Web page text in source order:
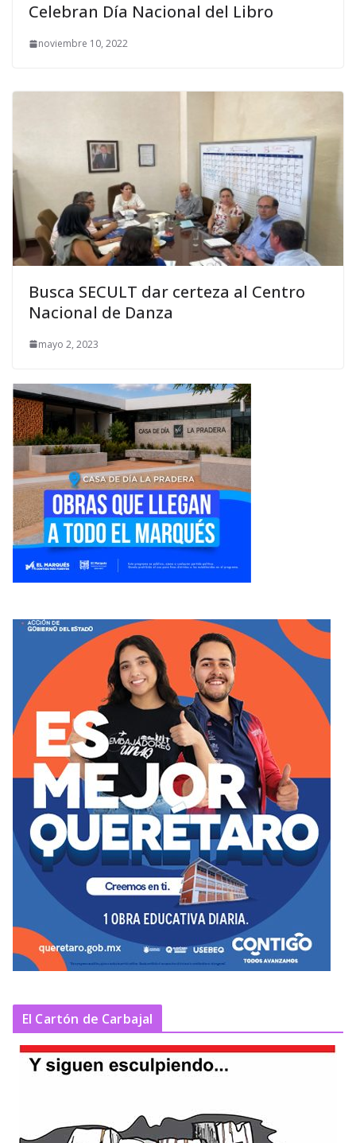
Celebran Día Nacional del Libro
noviembre 10, 2022
Busca SECULT dar certeza al Centro
Nacional de Danza
mayo 2, 2023
El Cartón de Carbajal